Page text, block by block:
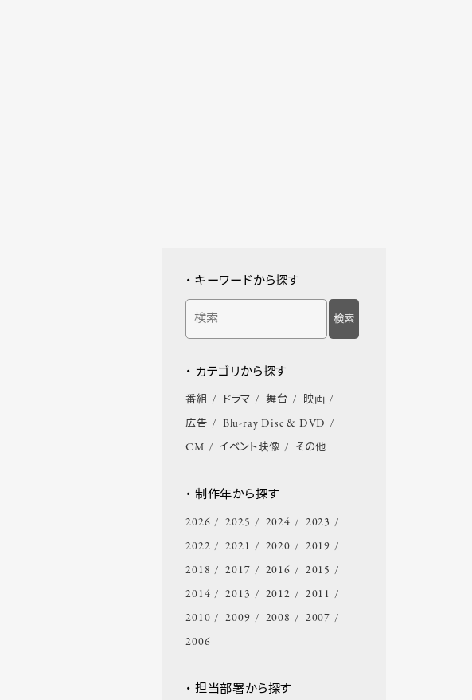
・ キーワードから探す
検索
・ カテゴリから探す
番組 ドラマ 舞台
映画
広告
Blu-ray Disc & DVD
CM
イベント映像 その他
・ 制作年から探す
2026 2025 2024
2023
2022
2021 2020
2019
2018
2017 2016
2015
2014
2013 2012
2011
2010
2009 2008
2007
2006
・ 担当部署から探す